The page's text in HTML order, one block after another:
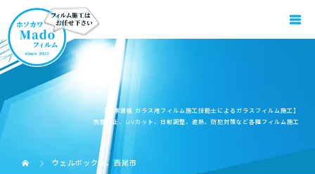
【国家資格 ガラス用フィルム施工技能士によるガラスフィルム施工】
飛散防止、UVカット、日射調整、遮熱、防犯対策など各種フィルム施工
ウェルボックス、西尾市